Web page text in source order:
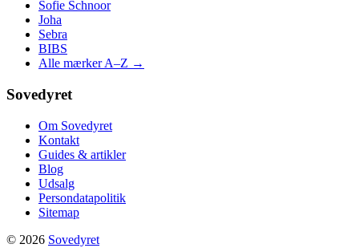
Sofie Schnoor
Joha
Sebra
BIBS
Alle mærker A–Z →
Sovedyret
Om Sovedyret
Kontakt
Guides & artikler
Blog
Udsalg
Persondatapolitik
Sitemap
© 2026 Sovedyret